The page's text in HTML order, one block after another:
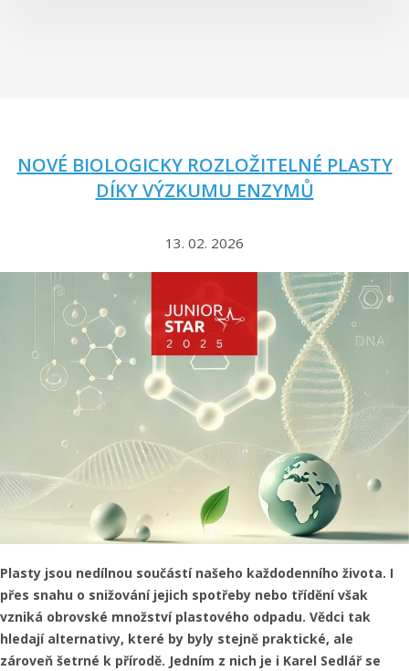
NOVÉ BIOLOGICKY ROZLOŽITELNÉ PLASTY
DÍKY VÝZKUMU ENZYMŮ
13. 02. 2026
Plasty jsou nedílnou součástí našeho každodenního života. I
přes snahu o snižování jejich spotřeby nebo třídění však
vzniká obrovské množství plastového odpadu. Vědci tak
hledají alternativy, které by byly stejně praktické, ale
zároveň šetrné k přírodě. Jedním z nich je i Karel Sedlář se